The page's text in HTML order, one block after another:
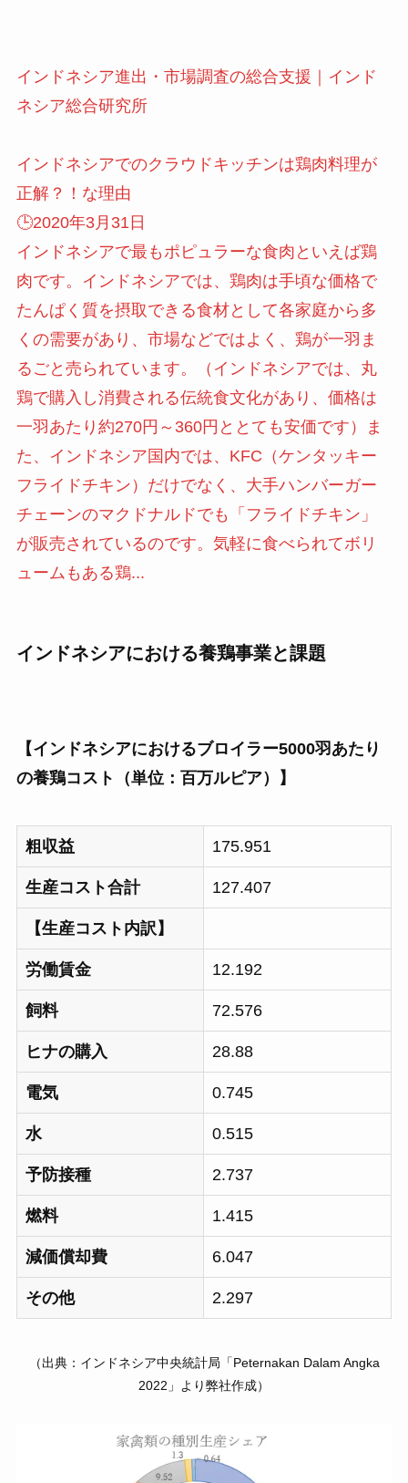
インドネシア進出・市場調査の総合支援｜インド
ネシア総合研究所
インドネシアでのクラウドキッチンは鶏肉料理が
正解？！な理由
🕒️2020年3月31日
インドネシアで最もポピュラーな食肉といえば鶏
肉です。インドネシアでは、鶏肉は手頃な価格で
たんぱく質を摂取できる食材として各家庭から多
くの需要があり、市場などではよく、鶏が一羽ま
るごと売られています。（インドネシアでは、丸
鶏で購入し消費される伝統食文化があり、価格は
一羽あたり約270円～360円ととても安価です）ま
た、インドネシア国内では、KFC（ケンタッキー
フライドチキン）だけでなく、大手ハンバーガー
チェーンのマクドナルドでも「フライドチキン」
が販売されているのです。気軽に食べられてボリ
ュームもある鶏...
インドネシアにおける養鶏事業と課題
【インドネシアにおけるブロイラー5000羽あたり
の養鶏コスト（単位：百万ルピア）】
粗収益 175.951
生産コスト合計 127.407
【生産コスト内訳】
労働賃金 12.192
飼料 72.576
ヒナの購入 28.88
電気 0.745
水 0.515
予防接種 2.737
燃料 1.415
減価償却費 6.047
その他 2.297
（出典：インドネシア中央統計局「Peternakan Dalam Angka
2022」より弊社作成）